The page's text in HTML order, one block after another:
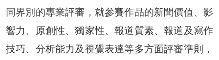
同界別的專業評審，就參賽作品的新聞價值、影
響力、原創性、獨家性、報道質素、報道及寫作
技巧、分析能力及視覺表達等多方面評審準則，